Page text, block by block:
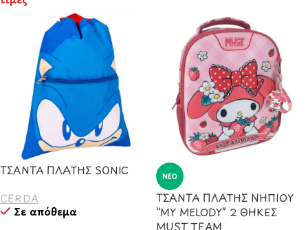
ΤΣΑΝΤΑ ΠΛΑΤΗΣ SONIC
CERDA
Σε απόθεμα
ΝΈΟ
ΤΣΑΝΤΑ ΠΛΑΤΗΣ ΝΗΠΙOΥ
“MY MELODY” 2 ΘΗΚΕΣ
MUST TEAM